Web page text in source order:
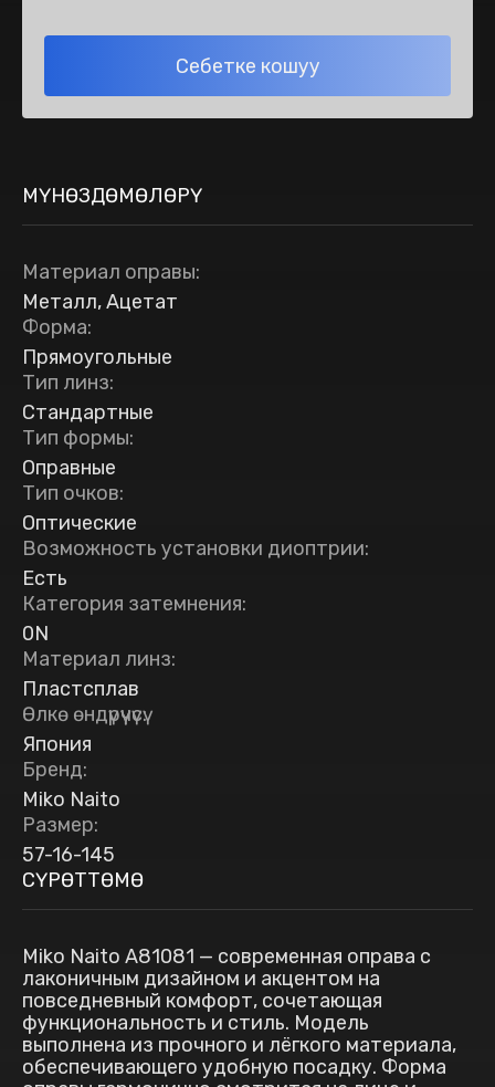
Себетке кошуу
МҮНӨЗДӨМӨЛӨРҮ
Материал оправы:
Металл, Ацетат
Форма:
Прямоугольные
Тип линз:
Стандартные
Тип формы:
Оправные
Тип очков:
Оптические
Возможность установки диоптрии:
Есть
Категория затемнения:
0N
Материал линз:
Пластсплав
Өлкө өндүрүүчүсү:
Япония
Бренд:
Miko Naito
Размер:
57-16-145
СҮРӨТТӨМӨ
Miko Naito A81081 — современная оправа с
лаконичным дизайном и акцентом на
повседневный комфорт, сочетающая
функциональность и стиль. Модель
выполнена из прочного и лёгкого материала,
обеспечивающего удобную посадку. Форма